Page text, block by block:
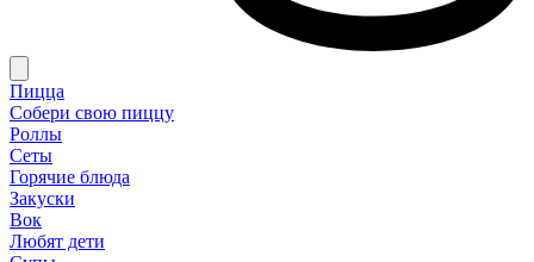
Пицца
Собери свою пиццу
Роллы
Сеты
Горячие блюда
Закуски
Вок
Любят дети